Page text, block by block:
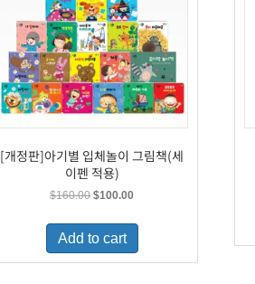
[개정판]아기별 입체놀이 그림책(세
이펜 적용)
$160.00Original
was:
$160.00.
$100.00Current
is:
Add to cart